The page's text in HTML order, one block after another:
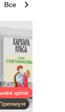
Все
цена